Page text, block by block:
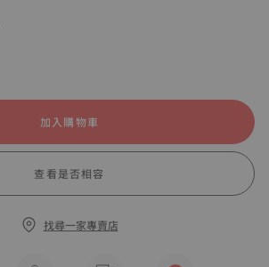
加入購物車
查看是否相容
找尋一家專賣店